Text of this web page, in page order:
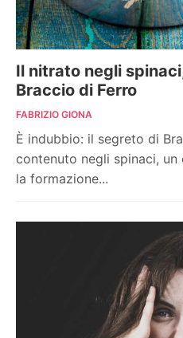
Il nitrato negli
Braccio di Ferro
FABRIZIO GIONA
È indubbio: il segreto di
contenuto negli spinaci,
la formazione...